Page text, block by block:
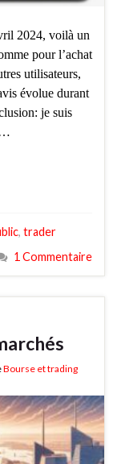
2024, voilà un
pour l’achat
utilisateurs,
évolue durant
je suis
…
, trader
1 Commentaire
Bourse et trading